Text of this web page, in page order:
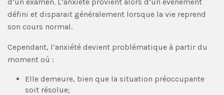
défini et disparait généralement lorsque la vie reprend
son cours normal.
Cependant, l’anxiété devient problématique à partir du
moment où :
Elle demeure, bien que la situation préoccupante
soit résolue;